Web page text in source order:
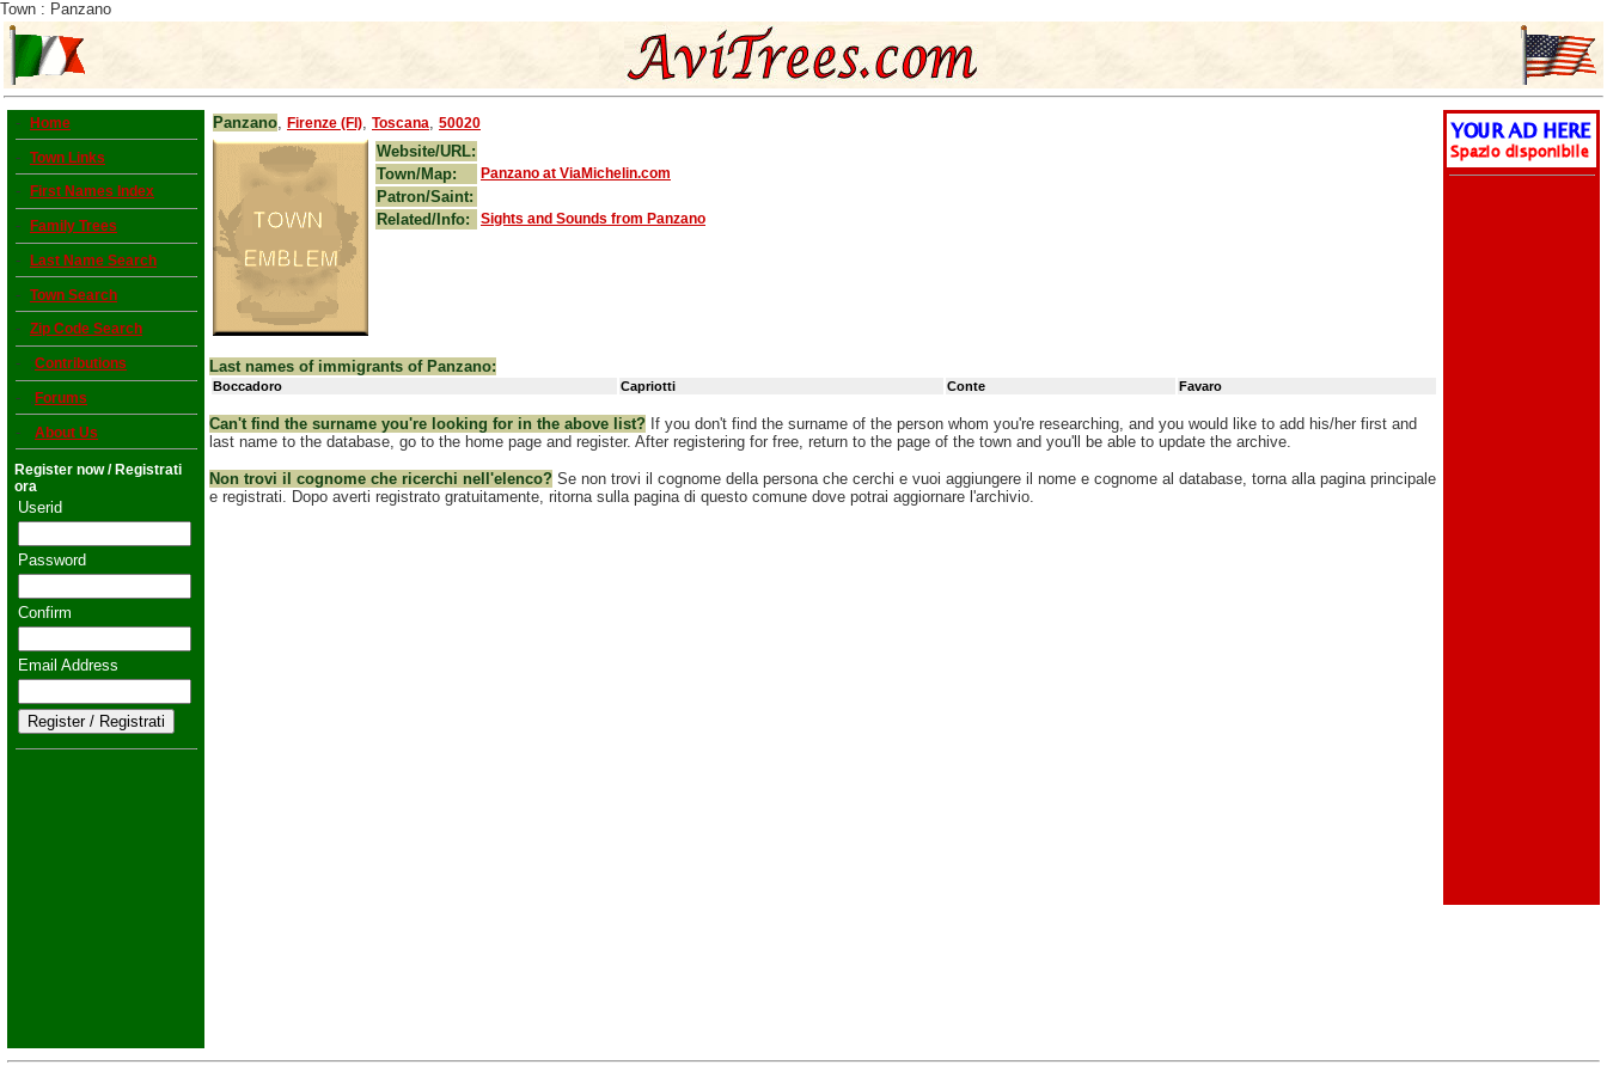
Town : Panzano
- Home
- Town Links
- First Names Index
- Family Trees
- Last Name Search
- Town Search
- Zip Code Search
- ;Contributions
- ; Forums
- About Us
Register now / Registrati
ora
Userid
Password
Confirm
Email Address
Panzano Firenze (FI) Toscana 50020
Website/URL:
Town/Map:
Panzano at ViaMichelin.com
Patron/Saint:
Related/Info:
Sights and Sounds from Panzano
Last names of immigrants of Panzano:
Boccadoro Capriotti Conte Favaro
Can't find the surname you're looking for in the above list? If you don't find the surname of the person whom you're researching, and you would like to add his/her first and
last name to the database, go to the home page and register. After registering for free, return to the page of the town and you'll be able to update the archive.
Non trovi il cognome che ricerchi nell'elenco? Se non trovi il cognome della persona che cerchi e vuoi aggiungere il nome e cognome al database, torna alla pagina principale
e registrati. Dopo averti registrato gratuitamente, ritorna sulla pagina di questo comune dove potrai aggiornare l'archivio.